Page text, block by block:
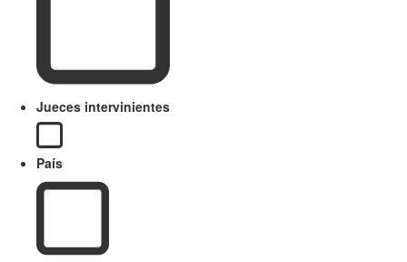
Jueces intervinientes
País